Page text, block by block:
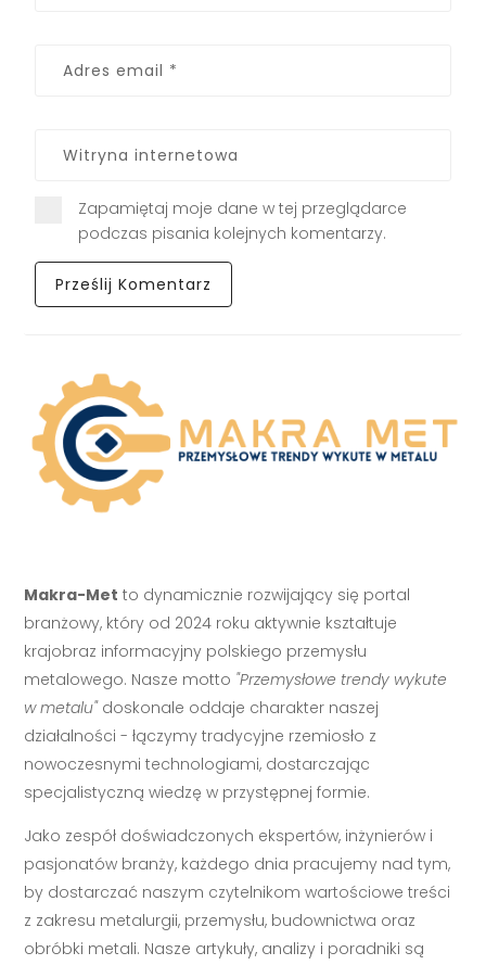
Zapamiętaj moje dane w tej przeglądarce
podczas pisania kolejnych komentarzy.
Makra-Met to dynamicznie rozwijający się portal
branżowy, który od 2024 roku aktywnie kształtuje
krajobraz informacyjny polskiego przemysłu
metalowego. Nasze motto "Przemysłowe trendy wykute
w metalu"doskonale oddaje charakter naszej
działalności - łączymy tradycyjne rzemiosło z
nowoczesnymi technologiami, dostarczając
specjalistyczną wiedzę w przystępnej formie.
Jako zespół doświadczonych ekspertów, inżynierów i
pasjonatów branży, każdego dnia pracujemy nad tym,
by dostarczać naszym czytelnikom wartościowe treści
z zakresu metalurgii, przemysłu, budownictwa oraz
obróbki metali. Nasze artykuły, analizy i poradniki są